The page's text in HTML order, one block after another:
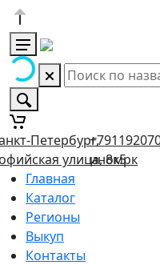
Петербург,
улица, 8к5
иномрк
Главная
Каталог
Регионы
Выкуп
Контакты